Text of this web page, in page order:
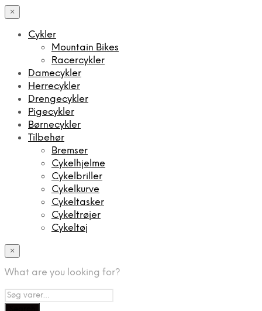
×
Cykler
Mountain Bikes
Racercykler
Damecykler
Herrecykler
Drengecykler
Pigecykler
Børnecykler
Tilbehør
Bremser
Cykelhjelme
Cykelbriller
Cykelkurve
Cykeltasker
Cykeltrøjer
Cykeltøj
×
What are you looking for?